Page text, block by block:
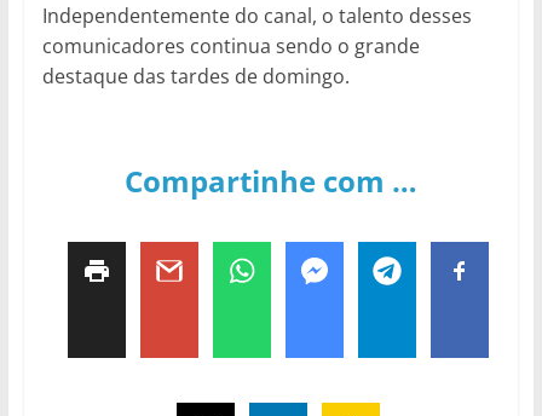
Independentemente do canal, o talento desses
comunicadores continua sendo o grande
destaque das tardes de domingo.
Compartinhe com …